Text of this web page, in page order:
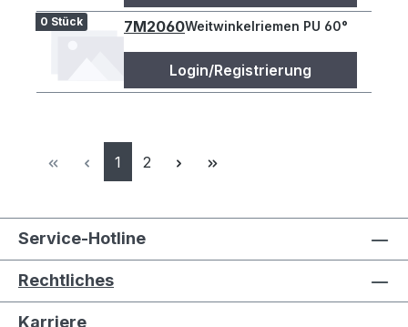
0 Stück 7M2060Weitwinkelriemen PU 60°
Login/Registrierung
Seite
1 Seite
2
Service-Hotline
Rechtliches
Karriere